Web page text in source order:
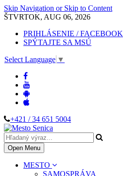
Skip Navigation or Skip to Content
ŠTVRTOK, AUG 06, 2026
PRIHLÁSENIE / FACEBOOK
SPÝTAJTE SA MSÚ
Select Language ▼
+421 / 34 651 5004
Open Menu
MESTO
SAMOSPRÁVA